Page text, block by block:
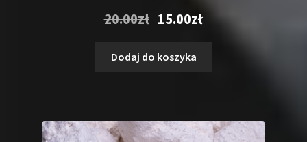
20.00zł Pierwotna
wynosiła:
20.00zł.
15.00złAktualna
Dodaj do koszyka